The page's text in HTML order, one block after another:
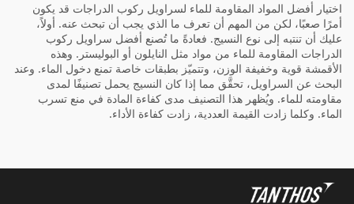
اختيار أفضل المواد المقاومة للماء لسراويل ركوب الدراجات قد يكون
أمرًا صعبًا، لكن من المهم أن تعرف ما الذي يجب أن تبحث عنه. أولاً،
عليك أن تنتبه إلى نوع النسيج. فعادةً ما تُصنع أفضل سراويل ركوب
الدراجات المقاومة للماء من مواد مثل النايلون أو البوليستر. وهذه
الأقمشة قوية وخفيفة الوزن، وتتميّز بطبقات خاصة تمنع دخول الماء. وعند
البحث عن السراويل، تحقَّق مما إذا كان النسيج يحمل تصنيفًا لمدى
مقاومته للماء. ويُظهر هذا التصنيف مدى كفاءة المادة في منع تسرب
الماء. وكلما زادت القيمة العددية، زادت كفاءة الأداء.